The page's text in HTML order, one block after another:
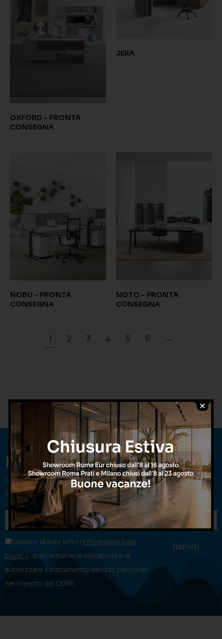
OXFORD - PRONTA
CONSEGNA
JERA
NOBU - PRONTA
CONSEGNA
NOTO - PRONTA
CONSEGNA
1 2 3 4 5 6 →
Iscriviti alla newsletter
Iscriviti per rimanere sempre aggiornato sulle nostre
offerte e godere di promozioni esclusive
Dichiaro di aver letto l'informativa sulla
privacy, di accettarne le condizioni e di
autorizzare il trattamento dei dati personali
nel rispetto del GDPR.